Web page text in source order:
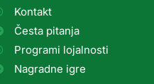
Kontakt
Česta pitanja
Programi lojalnosti
Nagradne igre